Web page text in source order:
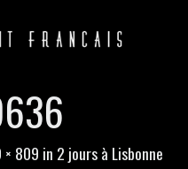
× 809 in 2 jours à Lisbonne